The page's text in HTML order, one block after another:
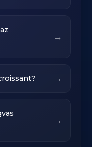
→
→
→